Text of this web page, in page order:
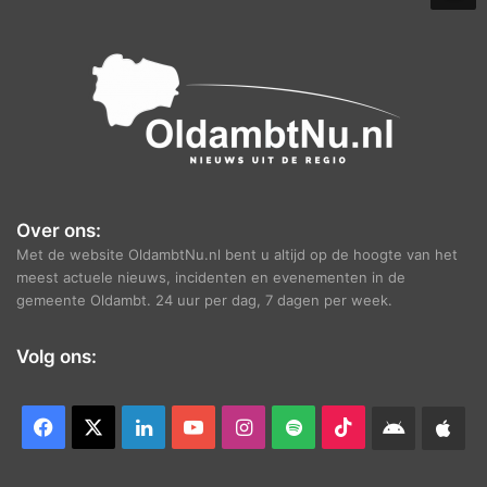
Over ons:
Met de website OldambtNu.nl bent u altijd op de hoogte van het
meest actuele nieuws, incidenten en evenementen in de
gemeente Oldambt. 24 uur per dag, 7 dagen per week.
Volg ons:
Facebook LinkedInYouTubeInstagram
Spotify TikTokAndroid